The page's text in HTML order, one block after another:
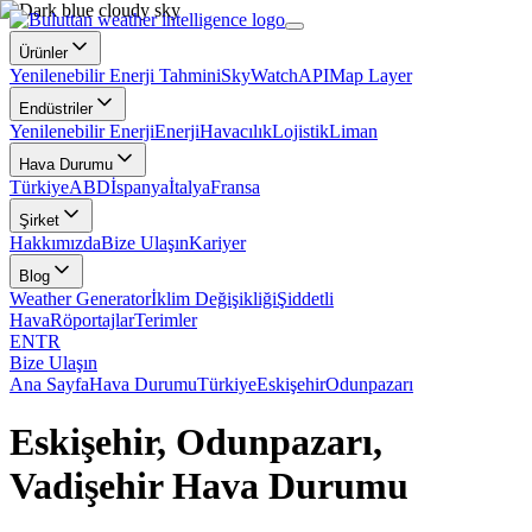
Ürünler
Yenilenebilir Enerji TahminiSkyWatchAPIMap Layer
Endüstriler
Yenilenebilir EnerjiEnerjiHavacılıkLojistikLiman
Hava Durumu
TürkiyeABDİspanyaİtalyaFransa
Şirket
HakkımızdaBize UlaşınKariyer
Blog
Weather Generatorİklim DeğişikliğiŞiddetli
HavaRöportajlarTerimler
ENTR
Bize Ulaşın
Ana SayfaHava DurumuTürkiyeEskişehirOdunpazarı
Eskişehir, Odunpazarı,
Vadişehir Hava Durumu